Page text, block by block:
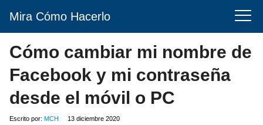
Mira Cómo Hacerlo
Cómo cambiar mi nombre de
Facebook y mi contraseña
desde el móvil o PC
Escrito por: MCH 13 diciembre 2020